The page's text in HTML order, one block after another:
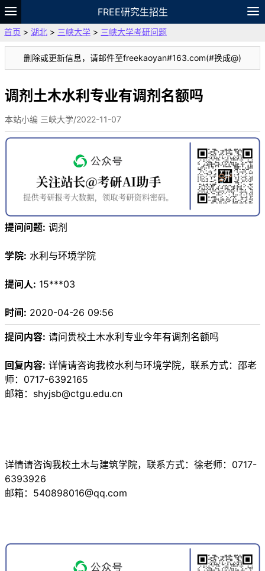
FREE研究生招生
题库
故事 专题 APP 笔记
VIP
资料
首页 > 湖北 > 三峡大学 > 三峡大学考研问题
删除或更新信息，请邮件至freekaoyan#163.com(#换成@)
调剂土木水利专业有调剂名额吗
本站小编 三峡大学/2022-11-07
提问问题: 调剂
学院: 水利与环境学院
提问人: 15***03
时间: 2020-04-26 09:56
提问内容: 请问贵校土木水利专业今年有调剂名额吗
回复内容: 详情请咨询我校水利与环境学院，联系方式：邵老
师：0717-6392165
邮箱：shyjsb@ctgu.edu.cn
详情请咨询我校土木与建筑学院，联系方式：徐老师：0717-
6393926
邮箱：540898016@qq.com